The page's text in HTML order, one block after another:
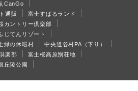
通販
富士すばるランド
カントリー倶楽部
じてんリゾート
緑の休暇村
中央道谷村PA（下り）
楽部
富士桜高原別荘地
丘陵公園